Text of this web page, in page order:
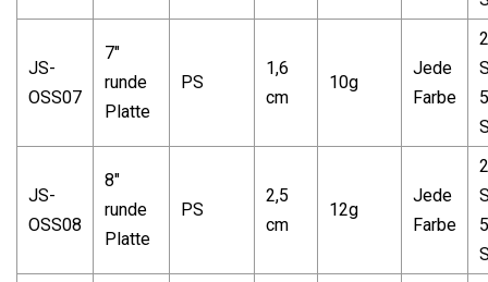
JS-
OSS07
7"
runde
Platte
PS
1,6
cm
10g
Jede
Farbe
JS-
OSS08
8"
runde
Platte
PS
2,5
cm
12g
Jede
Farbe